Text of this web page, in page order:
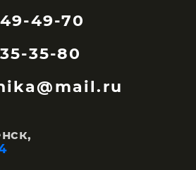
49-70
35-80